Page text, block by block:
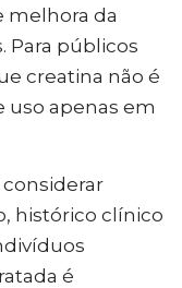
melhora da
Para públicos
creatina não é
apenas em
considerar
histórico clínico
é